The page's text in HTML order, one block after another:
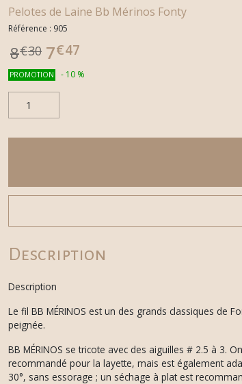
Pelotes de Laine Bb Mérinos Fonty
Référence : 905
8€30 7€47
PROMOTION - 10 %
Description
Description
Le fil BB MÉRINOS est un des grands classiques
peignée.
BB MÉRINOS se tricote avec des aiguilles # 2.5 à 3.
recommandé pour la layette, mais est également
30°, sans essorage ; un séchage à plat est